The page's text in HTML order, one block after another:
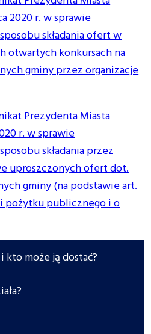
2020 r. w sprawie
składania ofert w
otwartych konkursach na
gminy przez organizacje
Prezydenta Miasta
r. w sprawie
składania przez
uproszczonych ofert dot.
gminy (na podstawie art.
pożytku publicznego i o
kto może ją dostać?